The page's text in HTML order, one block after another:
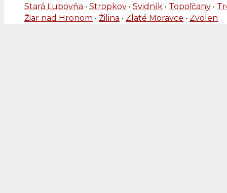
Stará Ľubovňa • Stropkov • Svidník • Topoľčany •
Žiar nad Hronom • Žilina • Zlaté Moravce • Zvolen